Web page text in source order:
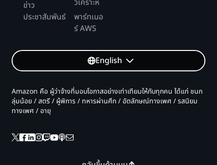
ข่าว
ประชาสัมพันธ์
วิเคราะห์
พาร์ทเนอ
ร์ AWS
English
Amazon คือ ผู้ว่าจ้างที่มอบโอกาสอย่างเท่าเทียมให้กับทุกคน ได้แก่ ชนก
ลุ่มน้อย / สตรี / ผู้พิการ / ทหารผ่านศึก / อัตลักษณ์ทางเพศ / รสนิยม
ทางเพศ / อายุ